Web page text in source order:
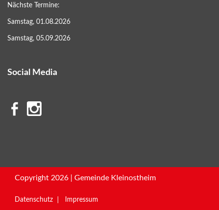
Nächste Termine:
Samstag, 01.08.2026
Samstag, 05.09.2026
Social Media
Copyright 2026 | Gemeinde Kleinostheim
Datenschutz Impressum